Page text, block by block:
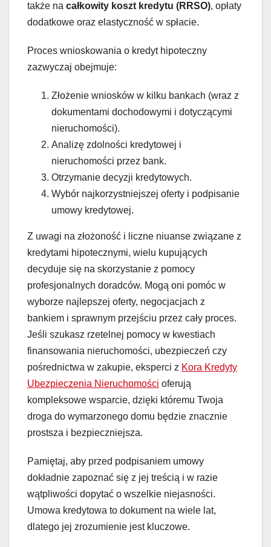
także na całkowity koszt kredytu (RRSO), opłaty
dodatkowe oraz elastyczność w spłacie.
Proces wnioskowania o kredyt hipoteczny
zazwyczaj obejmuje:
Złożenie wniosków w kilku bankach (wraz z
dokumentami dochodowymi i dotyczącymi
nieruchomości).
Analizę zdolności kredytowej i
nieruchomości przez bank.
Otrzymanie decyzji kredytowych.
Wybór najkorzystniejszej oferty i podpisanie
umowy kredytowej.
Z uwagi na złożoność i liczne niuanse związane z
kredytami hipotecznymi, wielu kupujących
decyduje się na skorzystanie z pomocy
profesjonalnych doradców. Mogą oni pomóc w
wyborze najlepszej oferty, negocjacjach z
bankiem i sprawnym przejściu przez cały proces.
Jeśli szukasz rzetelnej pomocy w kwestiach
finansowania nieruchomości, ubezpieczeń czy
pośrednictwa w zakupie, eksperci z Kora Kredyty
Ubezpieczenia Nieruchomości oferują
kompleksowe wsparcie, dzięki któremu Twoja
droga do wymarzonego domu będzie znacznie
prostsza i bezpieczniejsza.
Pamiętaj, aby przed podpisaniem umowy
dokładnie zapoznać się z jej treścią i w razie
wątpliwości dopytać o wszelkie niejasności.
Umowa kredytowa to dokument na wiele lat,
dlatego jej zrozumienie jest kluczowe.